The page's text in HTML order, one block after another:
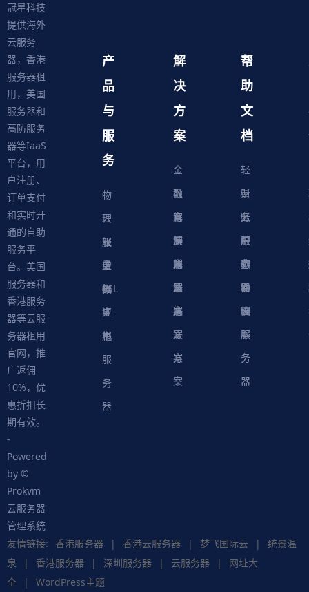
冠星科技
提供海外
云服务
器，香港
服务器租
用，美国
服务器和
高防服务
器等IaaS
平台，用
户注册、
订单支付
和实时开
通的自助
服务平
台。美国
服务器和
香港服务
器等云服
务器租用
官网，推
广返佣
10%，优
惠折扣长
期有效。
-
Powered
by ©
Prokvm
云服务器
管理系统
产
品
与
服
务
物
理
服
务
器
云
服
务
器
轻
量
级
应
用
服
务
器
虚
拟
主
机
SSL
证
书
解
决
方
案
金
融
解
决
方
案
教
育
解
决
方
案
电
商
解
决
方
案
游
戏
解
决
方
案
网
站
解
决
方
案
帮
助
文
档
轻
量
云
服
务
器
财
务
中
心
账
户
中
心
服
务
协
议
软
件
脚
本
物
理
服
务
器
云
服
务
器
友情链接: 香港服务器 | 香港云服务器 | 梦飞国际云 |
统景温
泉
| 香港服务器 | 深圳服务器 | 云服务器 |
网址大
全
| WordPress主题